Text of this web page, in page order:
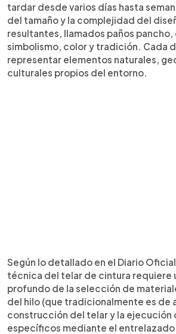
tardar desde varios días hasta
del tamaño y la complejidad del
resultantes, llamados paños
simbolismo, color y tradición. Cada
representar elementos naturales,
culturales propios del entorno.
Según lo detallado en el Diario
técnica del telar de cintura requiere
profundo de la selección de
del hilo (que tradicionalmente es de
construcción del telar y la ejecución
específicos mediante el entrelazado